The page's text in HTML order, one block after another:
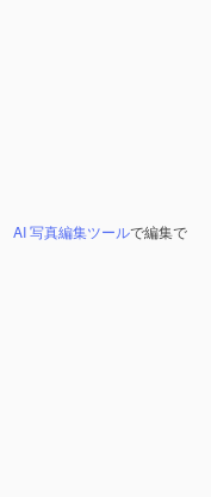
AI 写真編集ツールで編集で